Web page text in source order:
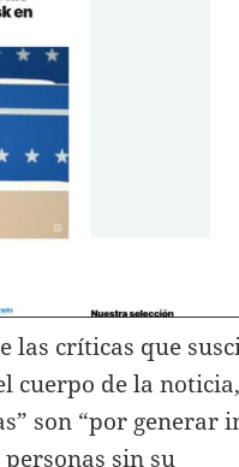
las críticas que
cuerpo de la
son “por generar
personas sin su